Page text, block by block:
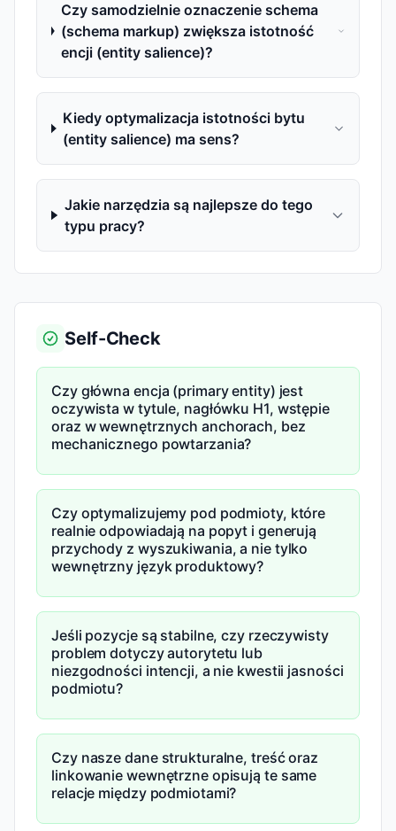
Czy samodzielnie oznaczenie schema
(schema markup) zwiększa istotność
encji (entity salience)?
Kiedy optymalizacja istotności bytu
(entity salience) ma sens?
Jakie narzędzia są najlepsze do tego
typu pracy?
Self-Check
Czy główna encja (primary entity) jest
oczywista w tytule, nagłówku H1, wstępie
oraz w wewnętrznych anchorach, bez
mechanicznego powtarzania?
Czy optymalizujemy pod podmioty, które
realnie odpowiadają na popyt i generują
przychody z wyszukiwania, a nie tylko
wewnętrzny język produktowy?
Jeśli pozycje są stabilne, czy rzeczywisty
problem dotyczy autorytetu lub
niezgodności intencji, a nie kwestii jasności
podmiotu?
Czy nasze dane strukturalne, treść oraz
linkowanie wewnętrzne opisują te same
relacje między podmiotami?